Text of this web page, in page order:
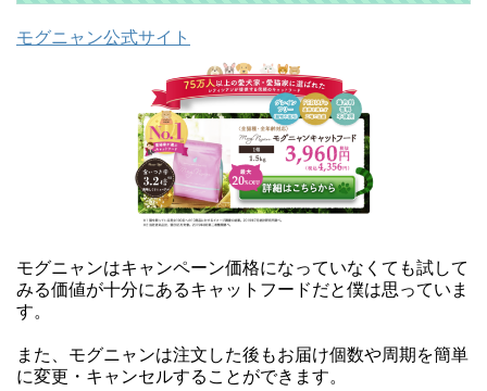
モグニャン公式サイト
モグニャンはキャンペーン価格になっていなくても試して
みる価値が十分にあるキャットフードだと僕は思っていま
す。
また、モグニャンは注文した後もお届け個数や周期を簡単
に変更・キャンセルすることができます。